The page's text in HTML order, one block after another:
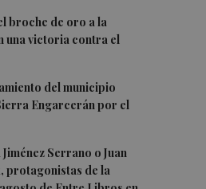
broche de oro a la
una victoria contra el
del municipio
Engarcerán por el
Serrano o Juan
protagonistas de la